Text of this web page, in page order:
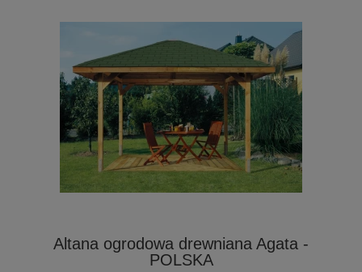
Altana ogrodowa drewniana Agata -
POLSKA